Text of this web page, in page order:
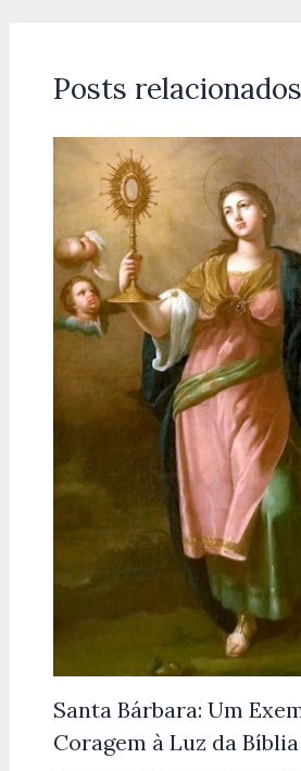
Posts relacionados
Santa Bárbara: Um
Coragem à Luz da Bíblia